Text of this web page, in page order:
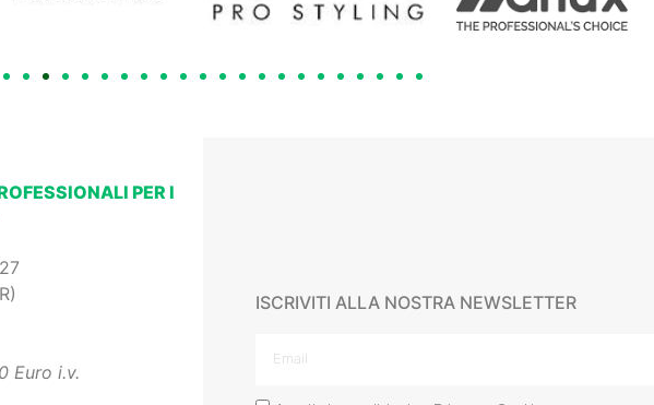
PER I
Euro i.v.
ISCRIVITI ALLA NOSTRA NEWSLETTER